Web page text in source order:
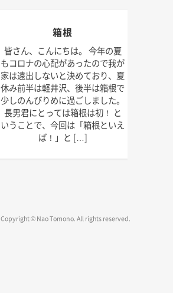
箱根
皆さん、こんにちは。 今年の夏
もコロナの心配があったので我が
家は遠出しないと決めており、夏
休み前半は軽井沢、後半は箱根で
少しのんびりめに過ごしました。
長男君にとっては箱根は初！ と
いうことで、今回は「箱根といえ
ば！」と […]
Copyright © Nao Tomono. All rights reserved.